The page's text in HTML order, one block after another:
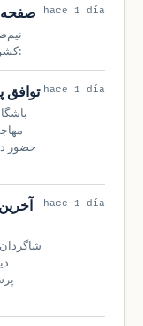
صفحه
کشور روی کیوسک‌های مطبوعاتی را ورق بزنید:
hace 1 día
توافق hace 1 día
hace 1 día